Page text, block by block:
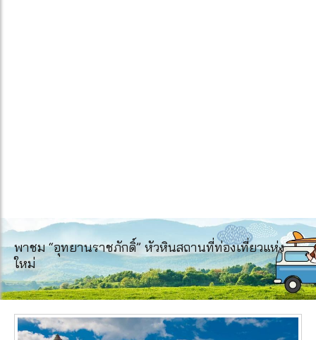
พาชม “อุทยานราชภักดิ์” หัวหินสถานที่ท่องเที่ยวแห่ง
ใหม่